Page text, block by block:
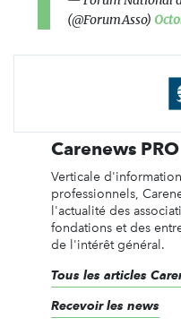
(@ForumAsso)
Carenews PRO
Verticale
professionnels,
l'actualité des
fondations et des
de l'intérêt général.
Tous les articles
Recevoir les news